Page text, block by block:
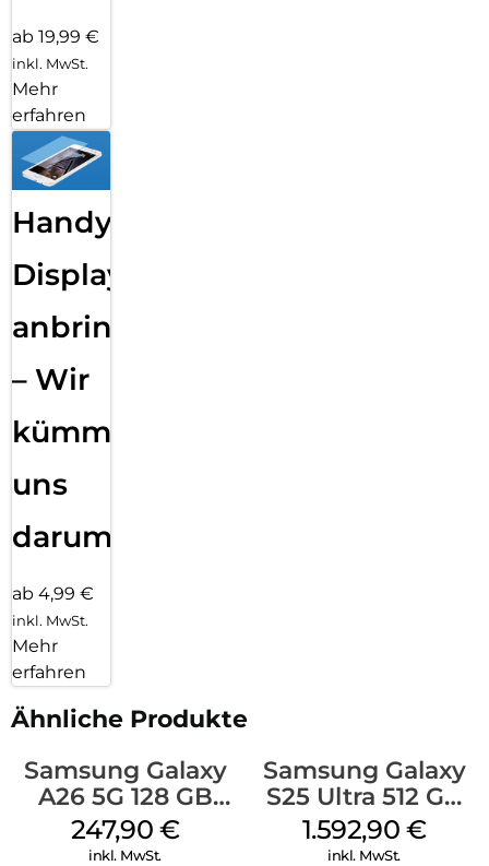
ab 19,99 €
inkl. MwSt.
Mehr
erfahren
Handy
Displayfolie
anbringen
– Wir
kümmern
uns
darum!
ab 4,99 €
inkl. MwSt.
Mehr
erfahren
Ähnliche Produkte
Samsung Galaxy
A26 5G 128 GB
Black
247,90 €
inkl. MwSt.
Samsung Galaxy
S25 Ultra 512 GB
Titanium
Silverblue
1.592,90 €
inkl. MwSt.